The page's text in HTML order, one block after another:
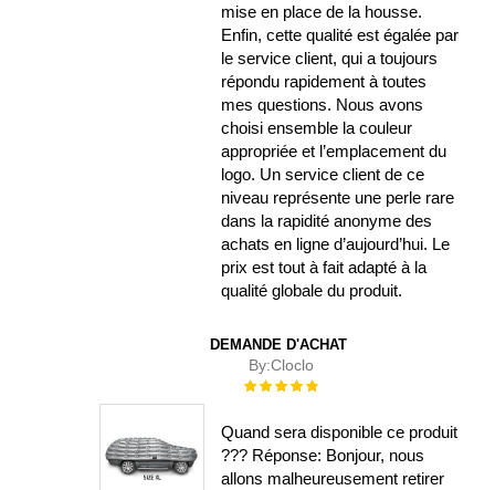
mise en place de la housse.
Enfin, cette qualité est égalée par
le service client, qui a toujours
répondu rapidement à toutes
mes questions. Nous avons
choisi ensemble la couleur
appropriée et l’emplacement du
logo. Un service client de ce
niveau représente une perle rare
dans la rapidité anonyme des
achats en ligne d’aujourd’hui. Le
prix est tout à fait adapté à la
qualité globale du produit.
DEMANDE D'ACHAT
By:Cloclo
Évaluation :
Quand sera disponible ce produit
??? Réponse: Bonjour, nous
allons malheureusement retirer